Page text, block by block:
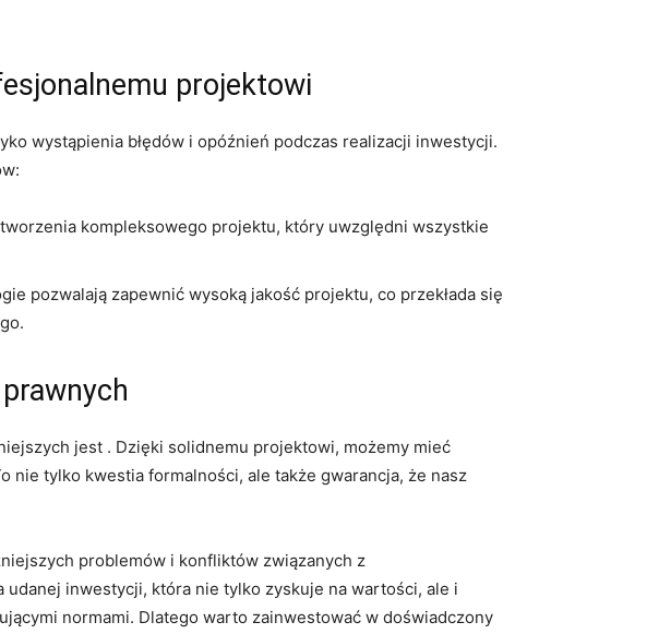
projektowi
wystąpienia błędów i opóźnień podczas realizacji inwestycji.‌
kompleksowego projektu, który uwzględni wszystkie⁤
pozwalają zapewnić⁤ wysoką jakość ​projektu,⁣ co przekłada się
jest . Dzięki solidnemu projektowi, możemy mieć
nie tylko kwestia⁢ formalności, ale także gwarancja, że‌ nasz
problemów i konfliktów związanych z
inwestycji, która nie tylko zyskuje‌ na wartości, ale i
normami.‌ Dlatego warto zainwestować w doświadczony